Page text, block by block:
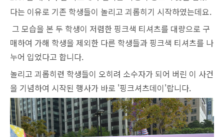
다는 이유로 기존 학생들이 놀리고 괴롭히기 시작하였는데요.
그 모습을 본 두 학생이 저렴한 핑크색 티셔츠를 대량으로 구
매하여 가해 학생을 제외한 다른 학생들과 핑크색 티셔츠를 나
누어 입었다고 합니다.
놀리고 괴롭히련 학생들이 오히려 소수자가 되어 버린 이 사건
을 기념하여 시작된 행사가 바로 '핑크셔츠데이'랍니다.